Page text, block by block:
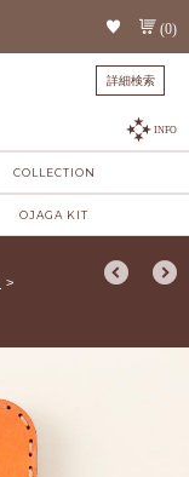
(0)
詳細検索
INFO
COLLECTION
OJAGA KIT
>